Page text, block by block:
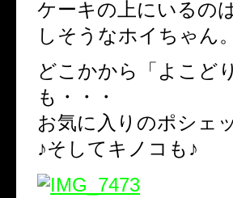
ケーキの上にいるの
しそうなホイちゃん。
どこかから「よこど
も・・・
お気に入りのポシェ
♪そしてキノコも♪